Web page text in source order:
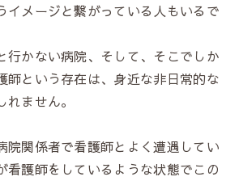
イメージと繋がっている人もいるで
かない病院、そして、そこでしか
師という存在は、身近な非日常的な
ません。
関係者で看護師とよく遭遇してい
看護師をしているような状態でこの